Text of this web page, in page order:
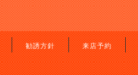
勧誘方針 来店予約